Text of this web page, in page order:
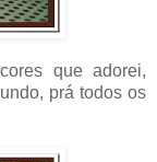
que adorei,
prá todos os